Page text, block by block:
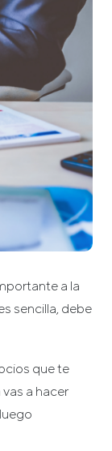
a la
sencilla, debe
que te
a hacer